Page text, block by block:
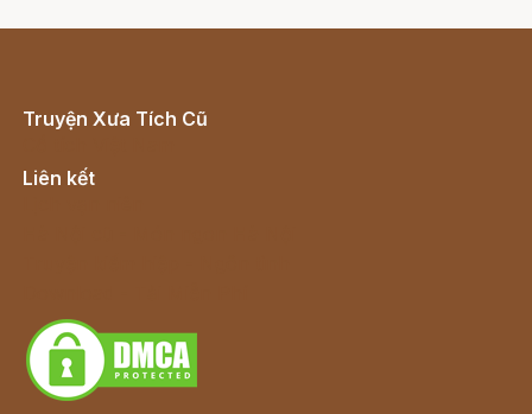
Truyện Xưa Tích Cũ
Liên kết